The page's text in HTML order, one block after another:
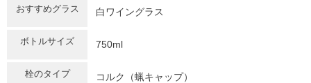
おすすめグラス 白ワイングラス
ボトルサイズ 750ml
栓のタイプ コルク（蝋キャップ）